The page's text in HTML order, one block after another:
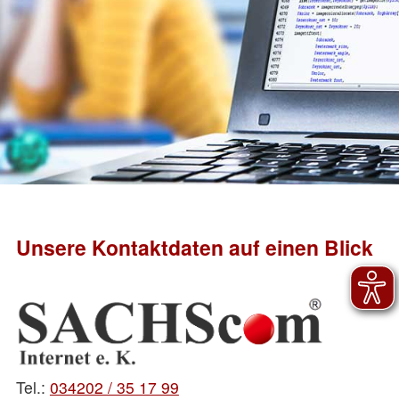
Unsere Kontaktdaten auf einen Blick
Tel.: 034202 / 35 17 99